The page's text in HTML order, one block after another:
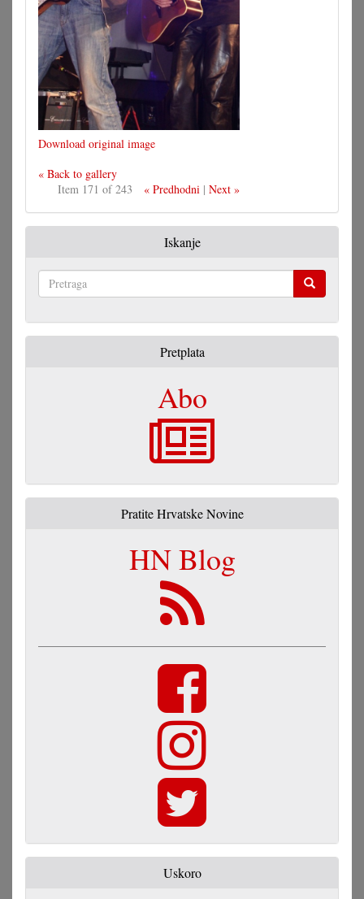
Download original image
« Back to gallery
Item 171 of 243
« Predhodni | Next »
Iskanje
Pretplata
Abo
Pratite Hrvatske Novine
HN Blog
Uskoro